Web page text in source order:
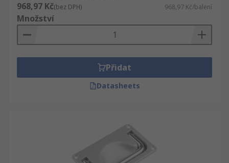
968,97 Kč(bez DPH) 968,97 Kč/balení
Množství
Přidat
Datasheets